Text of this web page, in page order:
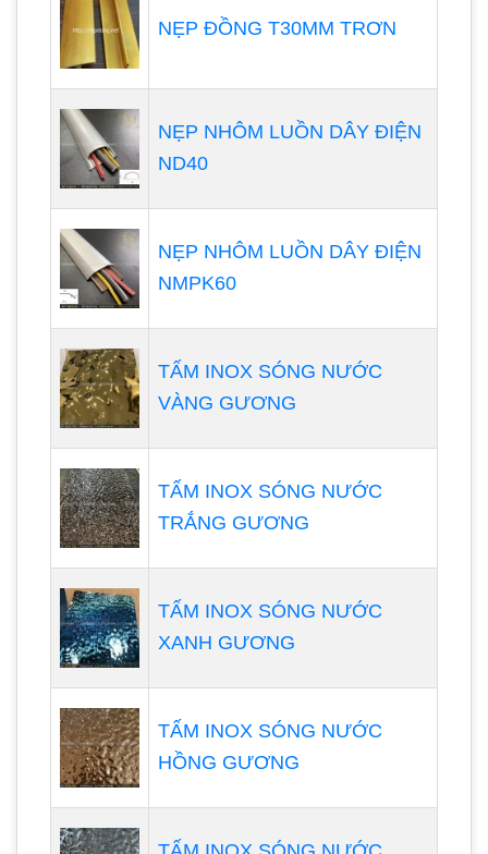
NẸP ĐỒNG T30MM TRƠN
NẸP NHÔM LUỒN DÂY ĐIỆN
ND40
NẸP NHÔM LUỒN DÂY ĐIỆN
NMPK60
TẤM INOX SÓNG NƯỚC
VÀNG GƯƠNG
TẤM INOX SÓNG NƯỚC
TRẮNG GƯƠNG
TẤM INOX SÓNG NƯỚC
XANH GƯƠNG
TẤM INOX SÓNG NƯỚC
HỒNG GƯƠNG